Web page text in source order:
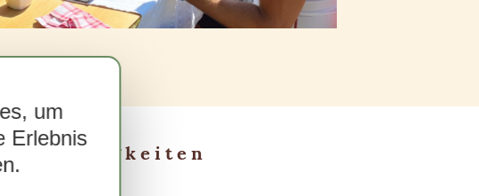
um
Erlebnis
Neuigkeiten